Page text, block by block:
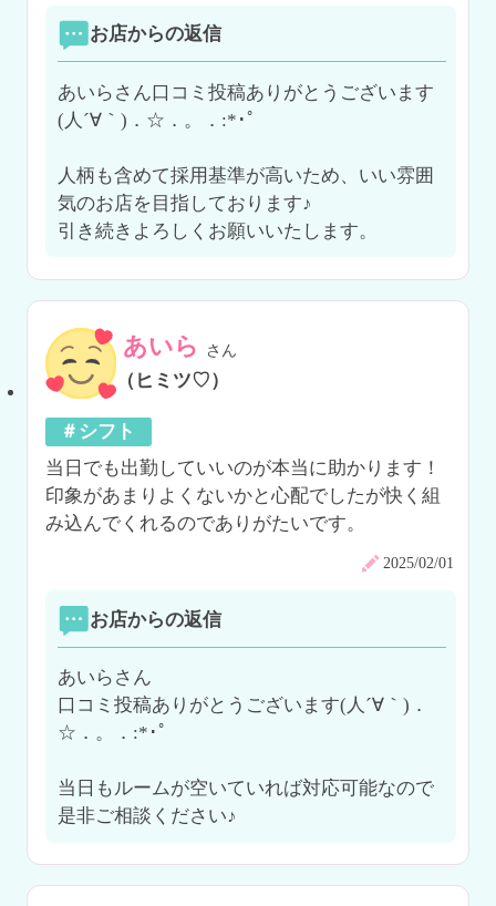
お店からの返信
あいらさん口コミ投稿ありがとうございます
(人´∀｀)．☆．。．:*･ﾟ
人柄も含めて採用基準が高いため、いい雰囲
気のお店を目指しております♪
引き続きよろしくお願いいたします。
あいら さん
（ヒミツ♡）
＃シフト
当日でも出勤していいのが本当に助かります！
印象があまりよくないかと心配でしたが快く組
み込んでくれるのでありがたいです。
2025/02/01
お店からの返信
あいらさん
口コミ投稿ありがとうございます(人´∀｀)．
☆．。．:*･ﾟ
当日もルームが空いていれば対応可能なので
是非ご相談ください♪